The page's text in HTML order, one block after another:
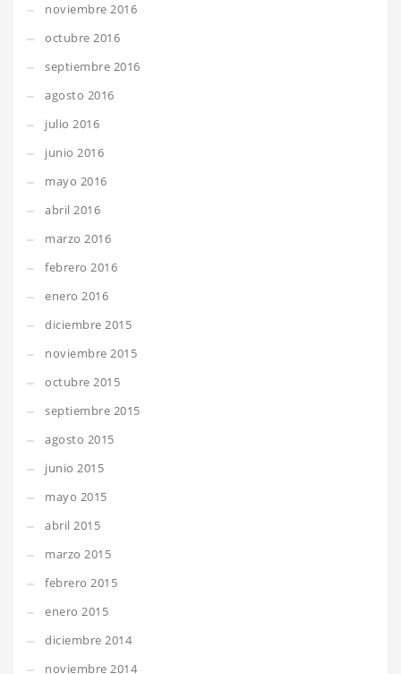
noviembre 2016
octubre 2016
septiembre 2016
agosto 2016
julio 2016
junio 2016
mayo 2016
abril 2016
marzo 2016
febrero 2016
enero 2016
diciembre 2015
noviembre 2015
octubre 2015
septiembre 2015
agosto 2015
junio 2015
mayo 2015
abril 2015
marzo 2015
febrero 2015
enero 2015
diciembre 2014
noviembre 2014